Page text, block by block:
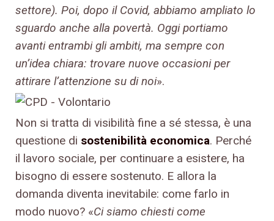
settore). Poi, dopo il Covid, abbiamo ampliato lo
sguardo anche alla povertà. Oggi portiamo
avanti entrambi gli ambiti, ma sempre con
un’idea chiara: trovare nuove occasioni per
attirare l’attenzione su di noi».
Non si tratta di visibilità fine a sé stessa, è una
questione di sostenibilità economica. Perché
il lavoro sociale, per continuare a esistere, ha
bisogno di essere sostenuto. E allora la
domanda diventa inevitabile: come farlo in
modo nuovo? «Ci siamo chiesti come